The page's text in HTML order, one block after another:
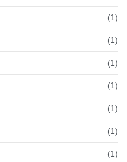
(1)
(1)
(1)
(1)
(1)
(1)
(1)